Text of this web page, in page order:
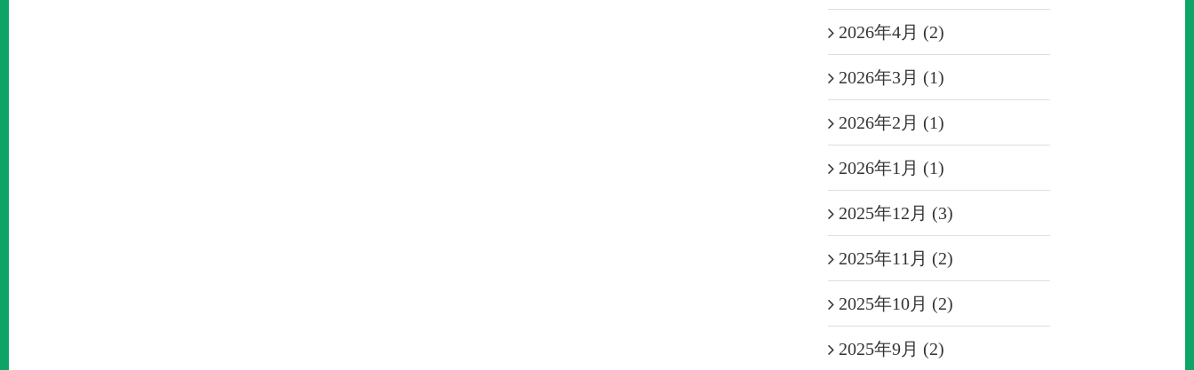
2026年4月 (2)
2026年3月 (1)
2026年2月 (1)
2026年1月 (1)
2025年12月 (3)
2025年11月 (2)
2025年10月 (2)
2025年9月 (2)